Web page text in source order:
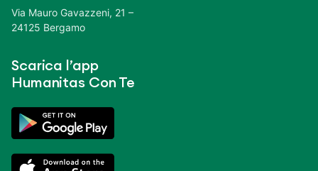
Via Mauro Gavazzeni, 21 –
24125 Bergamo
Scarica l’app
Humanitas Con Te